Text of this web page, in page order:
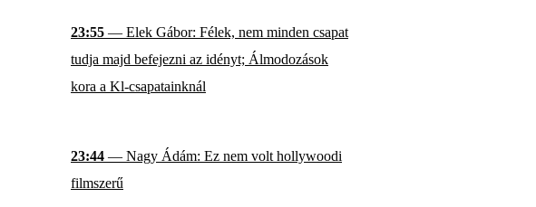
23:55 — Elek Gábor: Félek, nem minden csapat
tudja majd befejezni az idényt; Álmodozások
kora a Kl-csapatainknál
23:44 — Nagy Ádám: Ez nem volt hollywoodi
filmszerű